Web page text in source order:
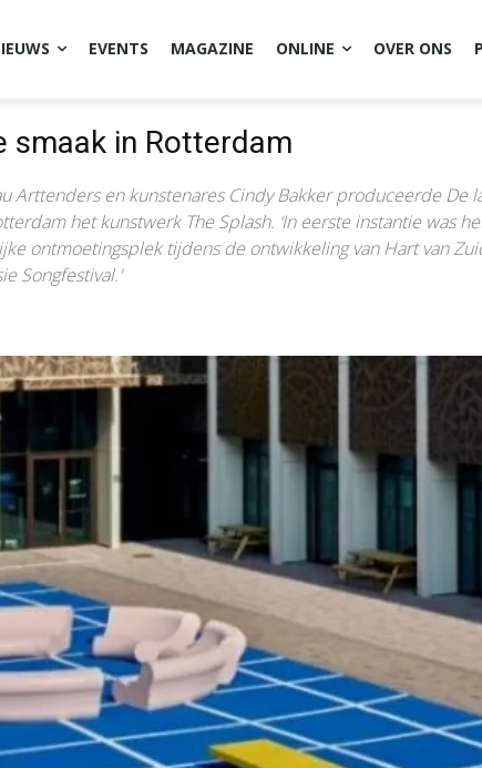
EVENTS MAGAZINE ONLINE OVER ONS
smaak in Rotterdam
Arttenders en kunstenares Cindy Bakker produceerde De
het kunstwerk The Splash. ‘In eerste instantie was
ontmoetingsplek tijdens de ontwikkeling van Hart van
Songfestival.'